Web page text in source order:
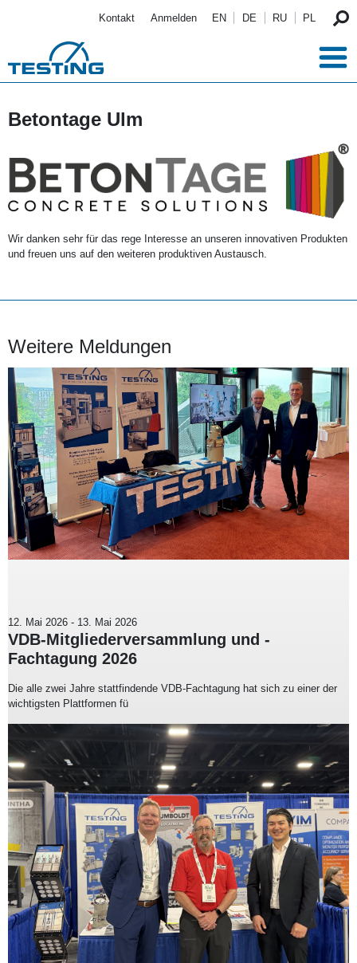
Kontakt Anmelden EN DE RU PL
Betontage Ulm
Wir danken sehr für das rege Interesse an unseren innovativen Produkten
und freuen uns auf den weiteren produktiven Austausch.
Weitere Meldungen
12. Mai 2026 - 13. Mai 2026
VDB-Mitgliederversammlung und -
Fachtagung 2026
Die alle zwei Jahre stattfindende VDB-Fachtagung hat sich zu einer der
wichtigsten Plattformen fü